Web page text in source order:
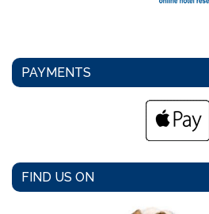
PAYMENTS
FIND US ON